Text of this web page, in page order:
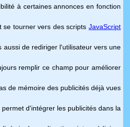
à certaines annonces en fonction
se tourner vers des scriptsJavaScript
aussi de rediriger l'utilisateur vers une
remplir ce champ pour améliorer
de mémoire des publicités déjà vues
d'intégrer les publicités dans la